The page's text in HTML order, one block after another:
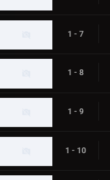
1 - 7
1 - 8
1 - 9
1 - 10